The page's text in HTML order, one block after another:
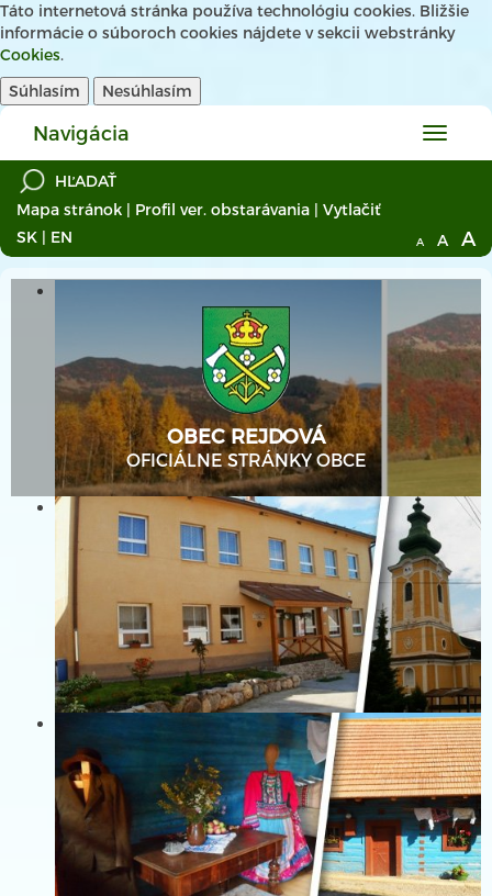
Táto internetová stránka používa technológiu cookies. Bližšie
informácie o súboroch cookies nájdete v sekcii webstránky
Cookies.
Súhlasím
Nesúhlasím
Hlavné
menu
Navigácia
Mapa stránok | Profil ver. obstarávania | Vytlačiť
SK | EN A A A
OBEC REJDOVÁ
OFICIÁLNE STRÁNKY OBCE